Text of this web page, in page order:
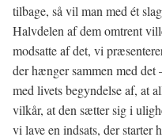
tilbage, så vil man med ét
Halvdelen af dem omtrent
modsatte af det, vi
der hænger sammen med det
med livets begyndelse af, at
vilkår, at den sætter sig i
vi lave en indsats, der starter